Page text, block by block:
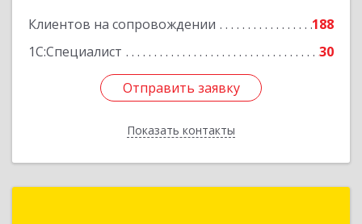
Клиентов на сопровождении
188
1С:Специалист
30
Отправить заявку
Показать контакты
Отправить заявку
Назад